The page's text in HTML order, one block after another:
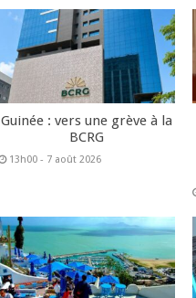
Guinée : vers une grève à la
BCRG
13h00 - 7 août 2026